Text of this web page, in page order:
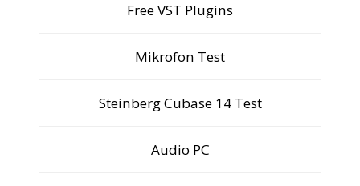
Free VST Plugins
Mikrofon Test
Steinberg Cubase 14 Test
Audio PC